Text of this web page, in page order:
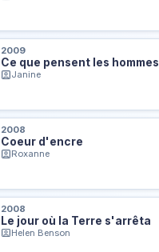
2009
Ce que pensent les hommes
Janine
2008
Coeur d'encre
Roxanne
2008
Le jour où la Terre s'arrêta
Helen Benson